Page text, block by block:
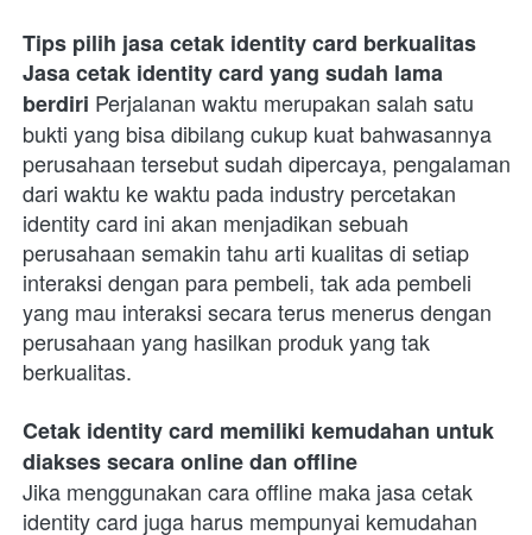
Tips pilih jasa cetak identity card berkualitas
Jasa cetak identity card yang sudah lama
berdiri Perjalanan waktu merupakan salah satu
bukti yang bisa dibilang cukup kuat bahwasannya
perusahaan tersebut sudah dipercaya, pengalaman
dari waktu ke waktu pada industry percetakan
identity card ini akan menjadikan sebuah
perusahaan semakin tahu arti kualitas di setiap
interaksi dengan para pembeli, tak ada pembeli
yang mau interaksi secara terus menerus dengan
perusahaan yang hasilkan produk yang tak
berkualitas.
Cetak identity card memiliki kemudahan untuk
diakses secara online dan offline
Jika menggunakan cara offline maka jasa cetak
identity card juga harus mempunyai kemudahan